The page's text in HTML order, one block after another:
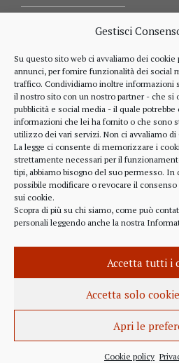
Gestisci
Su questo sito web ci avvaliamo dei
annunci, per fornire funzionalità dei social
traffico. Condividiamo inoltre informazioni
il nostro sito con un nostro partner - che si
pubblicità e social media - il quale potrebbe
informazioni che lei ha fornito o che sono
utilizzo dei vari servizi. Non ci avvaliamo di
La legge ci consente di memorizzare i
strettamente necessari per il
tipi, abbiamo bisogno del suo permesso.
possibile modificare o revocare il
sui cookie.
Scopra di più su chi siamo, come può
personali leggendo anche la nostra
Accetta tutti i
Accetta solo
Apri le
Cookie policy
Comunicazioni
RIFERIMENTI
328 4643900
RZZ LRT 72M24 B111O